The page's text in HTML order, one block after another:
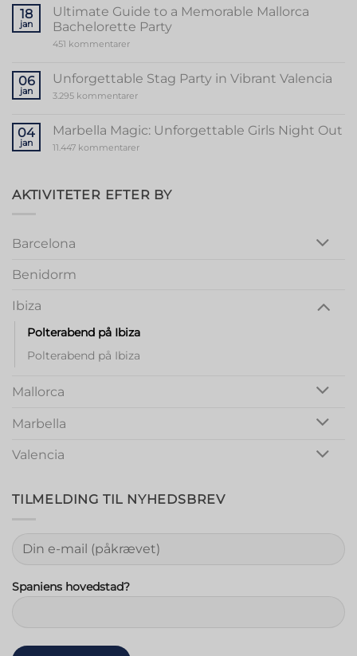
Sensational
World
of
18
jan
Ultimate Guide to a Memorable Mallorca
Bachelorette Party
451 kommentarertil
to
a
Memorable
Party
06
jan
Unforgettable Stag Party in Vibrant Valencia
3.295 kommentarertil
Party
in
Vibrant
04
jan
Marbella Magic: Unforgettable Girls Night Out
11.447 kommentarertil
Girls
Night
AKTIVITETER EFTER BY
Barcelona
Benidorm
Ibiza
Polterabend på Ibiza
Polterabend på Ibiza
Mallorca
Marbella
Valencia
TILMELDING TIL NYHEDSBREV
Spaniens hovedstad?